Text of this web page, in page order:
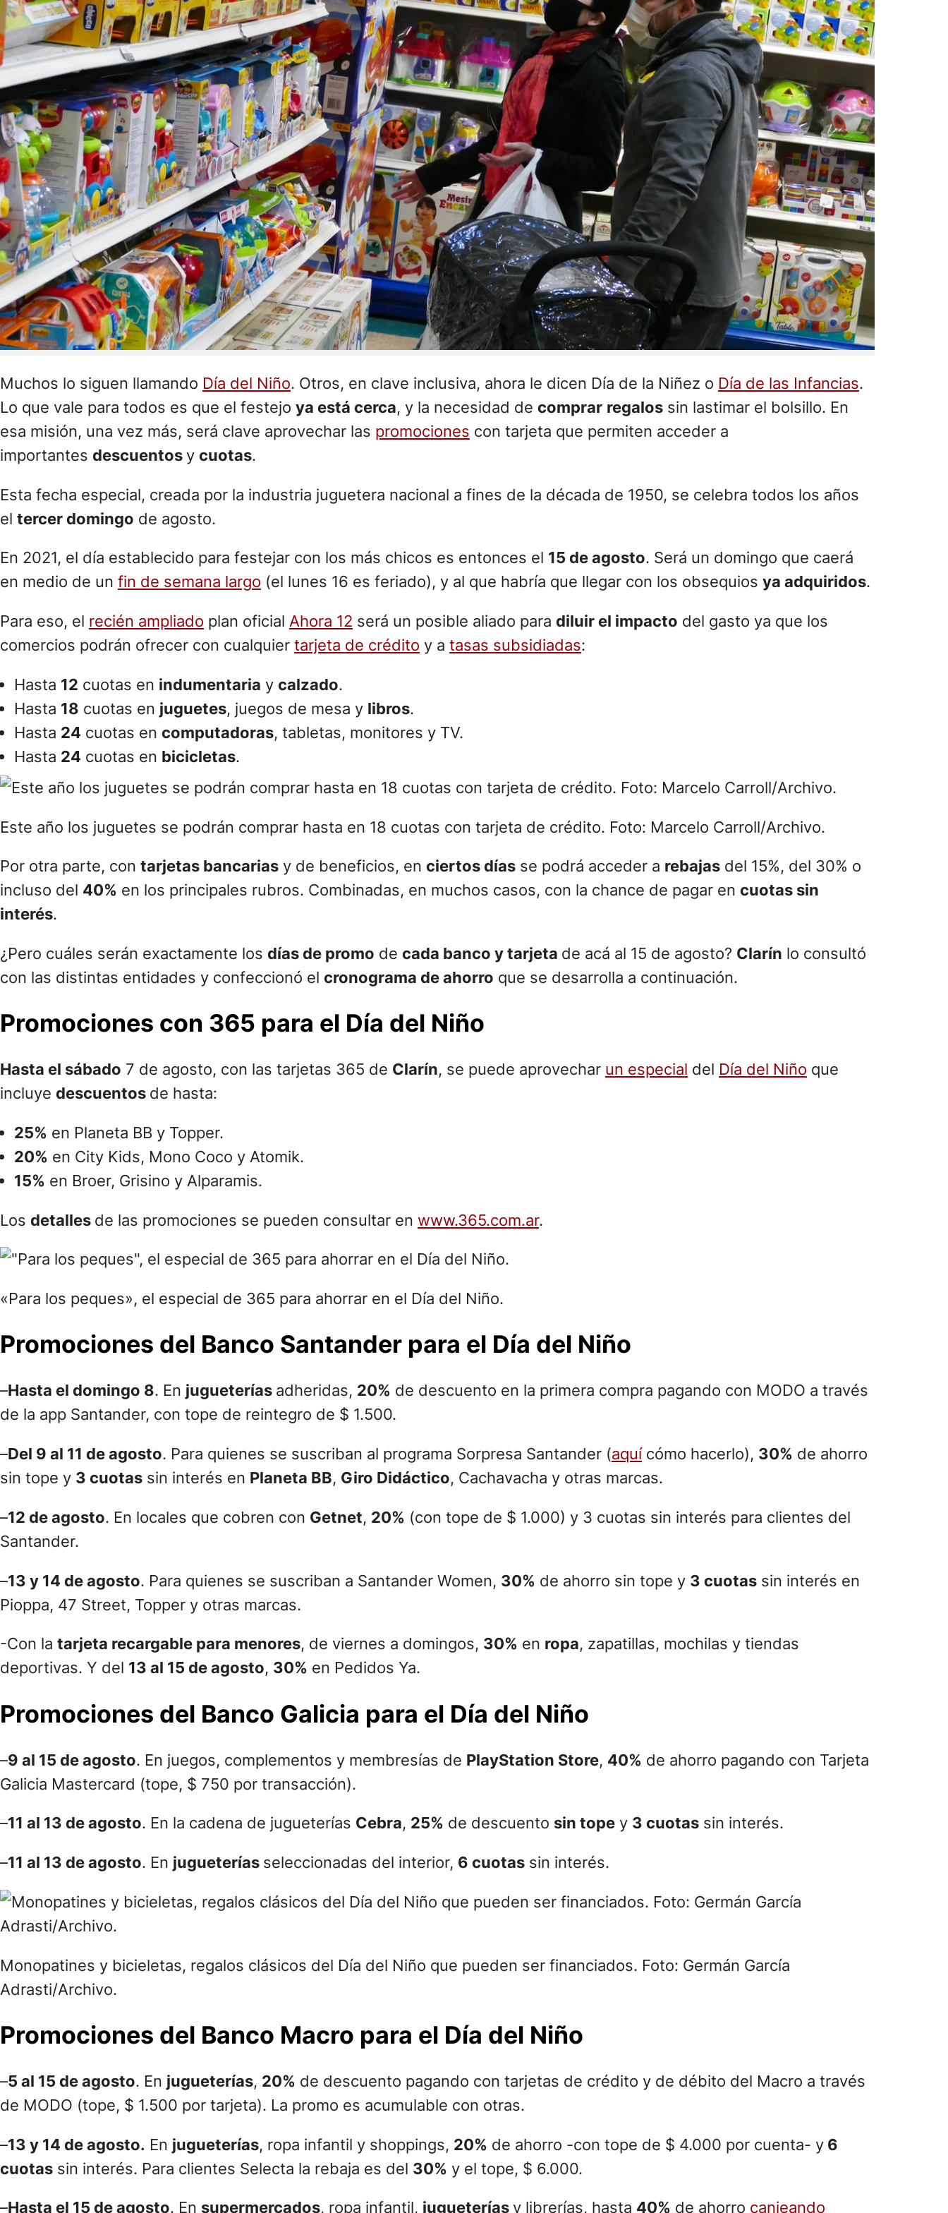
Muchos lo siguen llamando Día del Niño. Otros, en clave inclusiva, ahora le dicen Día de la Niñez o Día de las Infancias.
Lo que vale para todos es que el festejo ya está cerca, y la necesidad de comprar regalos sin lastimar el bolsillo. En
esa misión, una vez más, será clave aprovechar las promociones con tarjeta que permiten acceder a
importantes descuentos y cuotas.
Esta fecha especial, creada por la industria juguetera nacional a fines de la década de 1950, se celebra todos los años
el tercer domingo de agosto.
En 2021, el día establecido para festejar con los más chicos es entonces el 15 de agosto. Será un domingo que caerá
en medio de un fin de semana largo (el lunes 16 es feriado), y al que habría que llegar con los obsequios ya adquiridos.
Para eso, el recién ampliado plan oficial Ahora 12 será un posible aliado para diluir el impacto del gasto ya que los
comercios podrán ofrecer con cualquier tarjeta de crédito y a tasas subsidiadas:
Hasta 12 cuotas en indumentaria y calzado.
Hasta 18 cuotas en juguetes, juegos de mesa y libros.
Hasta 24 cuotas en computadoras, tabletas, monitores y TV.
Hasta 24 cuotas en bicicletas.
Este año los juguetes se podrán comprar hasta en 18 cuotas con tarjeta de crédito. Foto: Marcelo Carroll/Archivo.
Por otra parte, con tarjetas bancarias y de beneficios, en ciertos días se podrá acceder a rebajas del 15%, del 30% o
incluso del 40% en los principales rubros. Combinadas, en muchos casos, con la chance de pagar en cuotas sin
interés.
¿Pero cuáles serán exactamente los días de promo de cada banco y tarjeta de acá al 15 de agosto? Clarín lo consultó
con las distintas entidades y confeccionó el cronograma de ahorro que se desarrolla a continuación.
Promociones con 365 para el Día del Niño
Hasta el sábado 7 de agosto, con las tarjetas 365 de Clarín, se puede aprovechar un especial del Día del Niño que
incluye descuentos de hasta:
25% en Planeta BB y Topper.
20% en City Kids, Mono Coco y Atomik.
15% en Broer, Grisino y Alparamis.
Los detalles de las promociones se pueden consultar en www.365.com.ar.
«Para los peques», el especial de 365 para ahorrar en el Día del Niño.
Promociones del Banco Santander para el Día del Niño
–Hasta el domingo 8. En jugueterías adheridas, 20% de descuento en la primera compra pagando con MODO a través
de la app Santander, con tope de reintegro de $ 1.500.
–Del 9 al 11 de agosto. Para quienes se suscriban al programa Sorpresa Santander (aquícómo hacerlo), 30% de ahorro
sin tope y 3 cuotas sin interés en Planeta BB, Giro Didáctico, Cachavacha y otras marcas.
–12 de agosto. En locales que cobren con Getnet, 20% (con tope de $ 1.000) y 3 cuotas sin interés para clientes del
Santander.
–13 y 14 de agosto. Para quienes se suscriban a Santander Women, 30% de ahorro sin tope y 3 cuotas sin interés en
Pioppa, 47 Street, Topper y otras marcas.
-Con la tarjeta recargable para menores, de viernes a domingos, 30% en ropa, zapatillas, mochilas y tiendas
deportivas. Y del 13 al 15 de agosto, 30% en Pedidos Ya.
Promociones del Banco Galicia para el Día del Niño
–9 al 15 de agosto. En juegos, complementos y membresías de PlayStation Store, 40% de ahorro pagando con Tarjeta
Galicia Mastercard (tope, $ 750 por transacción).
–11 al 13 de agosto. En la cadena de jugueterías Cebra, 25% de descuento sin tope y 3 cuotas sin interés.
–11 al 13 de agosto. En jugueterías seleccionadas del interior, 6 cuotas sin interés.
Monopatines y bicieletas, regalos clásicos del Día del Niño que pueden ser financiados. Foto: Germán García
Adrasti/Archivo.
Promociones del Banco Macro para el Día del Niño
–5 al 15 de agosto. En jugueterías, 20% de descuento pagando con tarjetas de crédito y de débito del Macro a través
de MODO (tope, $ 1.500 por tarjeta). La promo es acumulable con otras.
–13 y 14 de agosto. En jugueterías, ropa infantil y shoppings, 20% de ahorro -con tope de $ 4.000 por cuenta- y 6
cuotas sin interés. Para clientes Selecta la rebaja es del 30% y el tope, $ 6.000.
–Hasta el 15 de agosto. En supermercados, ropa infantil, jugueterías y librerías, hasta 40% de ahorro canjeando